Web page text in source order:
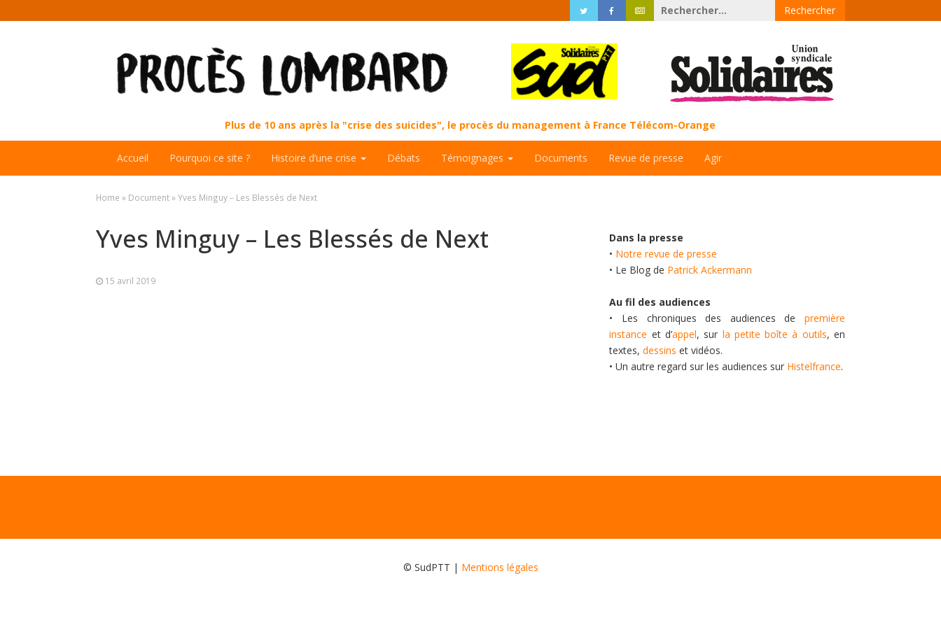
Rechercher :
Plus de 10 ans après la "crise des suicides", le procès du management à France Télécom-Orange
Accueil Pourquoi ce site ? Histoire d’une crise Débats Témoignages Documents Revue de presse Agir
Home » Document»Yves Minguy – Les Blessés de Next
Yves Minguy – Les Blessés de Next
15 avril 2019
Dans la presse
• Notre revue de presse
• Le Blog de Patrick Ackermann
Au fil des audiences
• Les chroniques des audiences de première
instance et d’appel, sur la petite boîte à outils, en
textes,dessins et vidéos.
• Un autre regard sur les audiences sur Histelfrance.
© SudPTT | Mentions légales